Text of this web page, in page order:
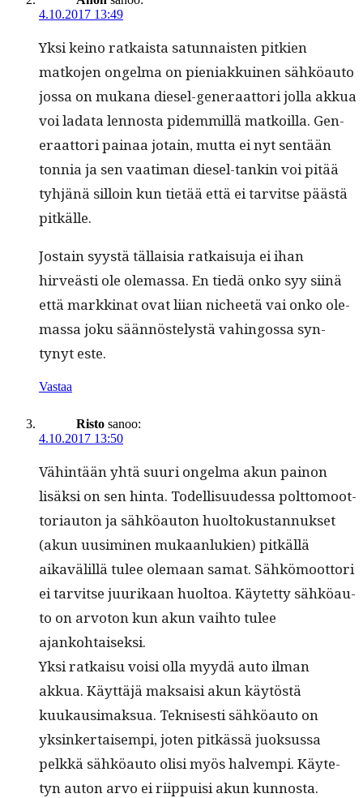
4.10.2017 13:49
Yksi keino ratkaista sat­un­nais­ten pitkien
matko­jen ongel­ma on pieni­akkuinen sähköau­to
jos­sa on mukana diesel-gen­er­aat­tori jol­la akkua
voi lada­ta lennos­ta pidem­mil­lä matkoil­la. Gen­
er­aat­tori painaa jotain, mut­ta ei nyt sen­tään
ton­nia ja sen vaa­ti­man diesel-tankin voi pitää
tyhjänä sil­loin kun tietää että ei tarvitse päästä
pitkälle.
Jostain syys­tä täl­laisia ratkaisu­ja ei ihan
hirveästi ole ole­mas­sa. En tiedä onko syy siinä
että markki­nat ovat liian nicheetä vai onko ole­
mas­sa joku sään­nöstelystä vahin­gos­sa syn­
tynyt este.
Vastaa
Risto sanoo:
4.10.2017 13:50
Vähin­tään yhtä suuri ongel­ma akun pain­on
lisäk­si on sen hin­ta. Todel­lisu­udessa polt­to­moot­
to­ri­au­ton ja sähköau­ton huoltokus­tan­nuk­set
(akun uusimi­nen mukaan­lukien) pitkäl­lä
aikavälil­lä tulee ole­maan samat. Sähkö­moot­tori
ei tarvitse juurikaan huoltoa. Käytet­ty sähköau­
to on arvo­ton kun akun vai­h­to tulee
ajankohtaiseksi.
Yksi ratkaisu voisi olla myy­dä auto ilman
akkua. Käyt­täjä mak­saisi akun käytöstä
kuukausi­mak­sua. Teknis­es­ti sähköau­to on
yksinker­taisem­pi, joten pitkässä juok­sus­sa
pelkkä sähköau­to olisi myös halvem­pi. Käyte­
tyn auton arvo ei riip­puisi akun kun­nos­ta.